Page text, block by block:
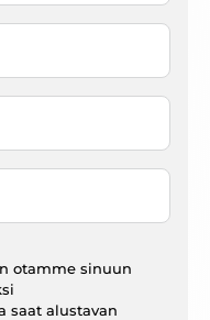
otamme sinuun
saat alustavan